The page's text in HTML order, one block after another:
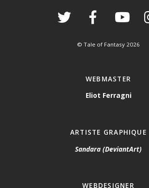
© Tale of Fantasy 2026
WEBMASTER
Eliot Ferragni
ARTISTE GRAPHIQUE
Sandara (DeviantArt)
WEBDESIGNER